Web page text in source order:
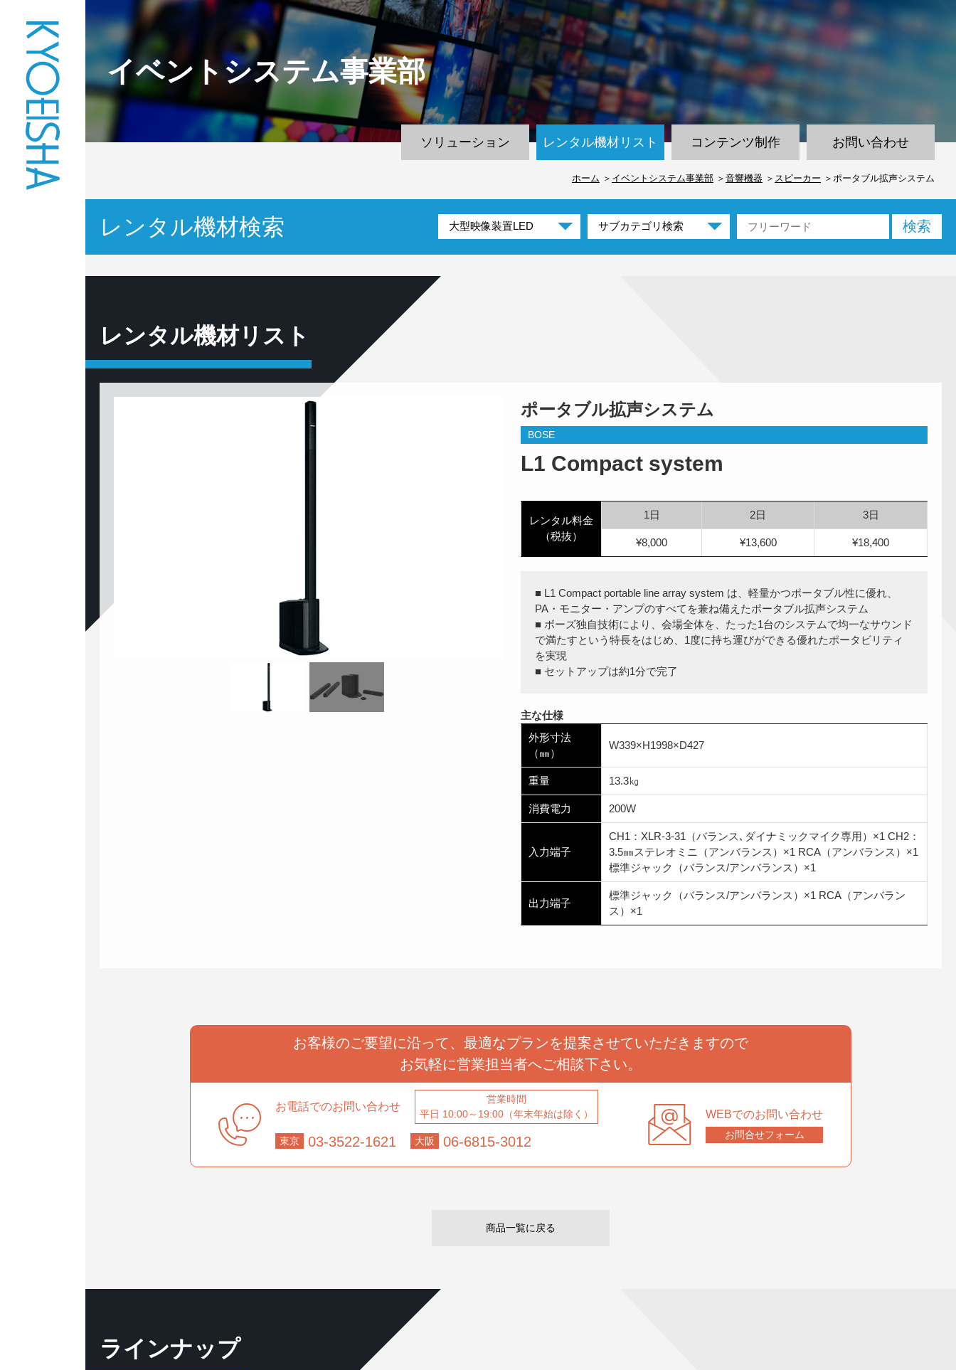
イベントシステム事業部
ソリューション レンタル機材リスト コンテンツ制作 お問い合わせ
ホーム イベントシステム事業部 音響機器 スピーカー ポータブル拡声システム
レンタル機材検索
レンタル機材リスト
ポータブル拡声システム
BOSE
L1 Compact system
レンタル料金
（税抜）
1日 2日 3日
¥8,000 ¥13,600 ¥18,400
■ L1 Compact portable line array system は、軽量かつポータブル性に優れ、
PA・モニター・アンプのすべてを兼ね備えたポータブル拡声システム
■ ボーズ独自技術により、会場全体を、たった1台のシステムで均一なサウンド
で満たすという特長をはじめ、1度に持ち運びができる優れたポータビリティ
を実現
■ セットアップは約1分で完了
主な仕様
外形寸法
（㎜）
W339×H1998×D427
重量 13.3㎏
消費電力 200W
入力端子
CH1：XLR-3-31（バランス､ダイナミックマイク専用）×1 CH2：
3.5㎜ステレオミニ（アンバランス）×1 RCA（アンバランス）×1
標準ジャック（バランス/アンバランス）×1
出力端子
標準ジャック（バランス/アンバランス）×1 RCA（アンバラン
ス）×1
お客様のご要望に沿って、 最適なプランを提案させていただきますので
お気軽に営業担当者へご相談下さい。
お電話でのお問い合わせ
営業時間
平日 10:00～19:00（年末年始は除く）
東京 03-3522-1621 大阪 06-6815-3012
WEBでのお問い合わせ
お問合せフォーム
商品一覧に戻る
ラインナップ